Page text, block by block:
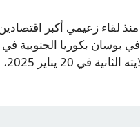
لقاء زعيمي أكبر